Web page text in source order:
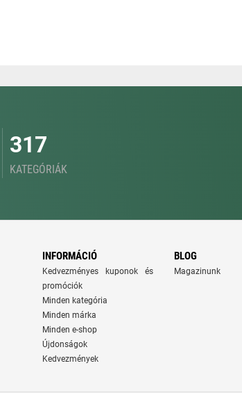
317
KATEGÓRIÁK
INFORMÁCIÓ
Kedvezményes kuponok és
promóciók
Minden kategória
Minden márka
Minden e-shop
Újdonságok
Kedvezmények
BLOG
Magazinunk